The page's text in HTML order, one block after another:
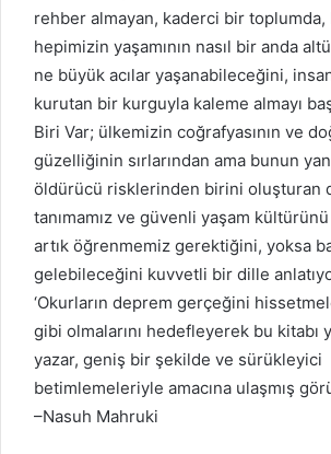
rehber almayan, kaderci bir
hepimizin yaşamının nasıl bir anda
ne büyük acılar yaşanabileceğini,
kurutan bir kurguyla kaleme almayı
Biri Var; ülkemizin coğrafyasının ve
güzelliğinin sırlarından ama bunun
öldürücü risklerinden birini oluşturan
tanımamız ve güvenli yaşam
artık öğrenmemiz gerektiğini, yoksa
gelebileceğini kuvvetli bir dille
‘Okurların deprem gerçeğini
gibi olmalarını hedefleyerek bu kitabı
yazar, geniş bir şekilde ve sürükleyici
betimlemeleriyle amacına ulaşmış
–Nasuh Mahruki